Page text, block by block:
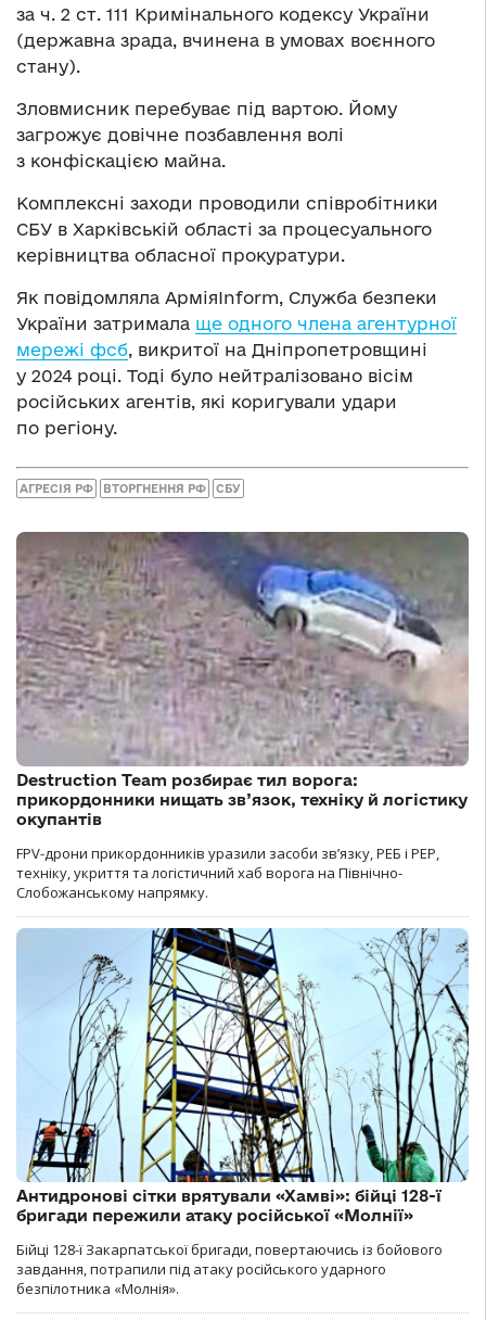
за ч. 2 ст. 111 Кримінального кодексу України
(державна зрада, вчинена в умовах воєнного
стану).
Зловмисник перебуває під вартою. Йому
загрожує довічне позбавлення волі
з конфіскацією майна.
Комплексні заходи проводили співробітники
СБУ в Харківській області за процесуального
керівництва обласної прокуратури.
Як повідомляла АрміяInform, Служба безпеки
України затримала ще одного члена агентурної
мережі фсб, викритої на Дніпропетровщині
у 2024 році. Тоді було нейтралізовано вісім
російських агентів, які коригували удари
по регіону.
АГРЕСІЯ РФ ВТОРГНЕННЯ РФ СБУ
Destruction Team розбирає тил ворога:
прикордонники нищать зв’язок, техніку й логістику
окупантів
FPV-дрони прикордонників уразили засоби зв’язку, РЕБ і РЕР,
техніку, укриття та логістичний хаб ворога на Північно-
Слобожанському напрямку.
Антидронові сітки врятували «Хамві»: бійці 128-ї
бригади пережили атаку російської «Молнії»
Бійці 128-ї Закарпатської бригади, повертаючись із бойового
завдання, потрапили під атаку російського ударного
безпілотника «Молнія».